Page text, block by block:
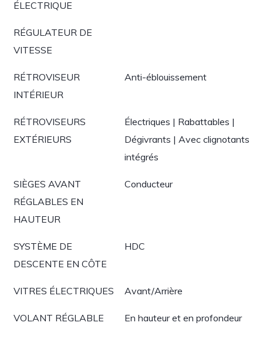
ÉLECTRIQUE
RÉGULATEUR DE
VITESSE
RÉTROVISEUR
INTÉRIEUR
Anti-éblouissement
RÉTROVISEURS
EXTÉRIEURS
Électriques | Rabattables |
Dégivrants | Avec clignotants
intégrés
SIÈGES AVANT
RÉGLABLES EN
HAUTEUR
Conducteur
SYSTÈME DE
DESCENTE EN CÔTE
HDC
VITRES ÉLECTRIQUES Avant/Arrière
VOLANT RÉGLABLE En hauteur et en profondeur